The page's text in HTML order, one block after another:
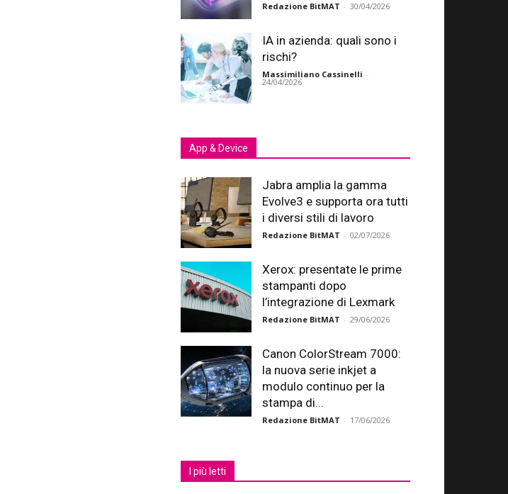
Redazione BitMAT - 30/04/2026
IA in azienda: quali sono i
rischi?
Massimiliano Cassinelli -
24/04/2026
App & Device
Jabra amplia la gamma
Evolve3 e supporta ora tutti
i diversi stili di lavoro
Redazione BitMAT - 02/07/2026
Xerox: presentate le prime
stampanti dopo
l’integrazione di Lexmark
Redazione BitMAT - 29/06/2026
Canon ColorStream 7000:
la nuova serie inkjet a
modulo continuo per la
stampa di...
Redazione BitMAT - 17/06/2026
I più letti